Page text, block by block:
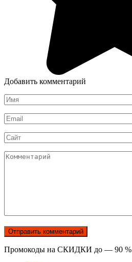
Добавить комментарий
Имя
*
Email
*
Сайт
Комментарий
Промокоды на СКИДКИ до — 90 %